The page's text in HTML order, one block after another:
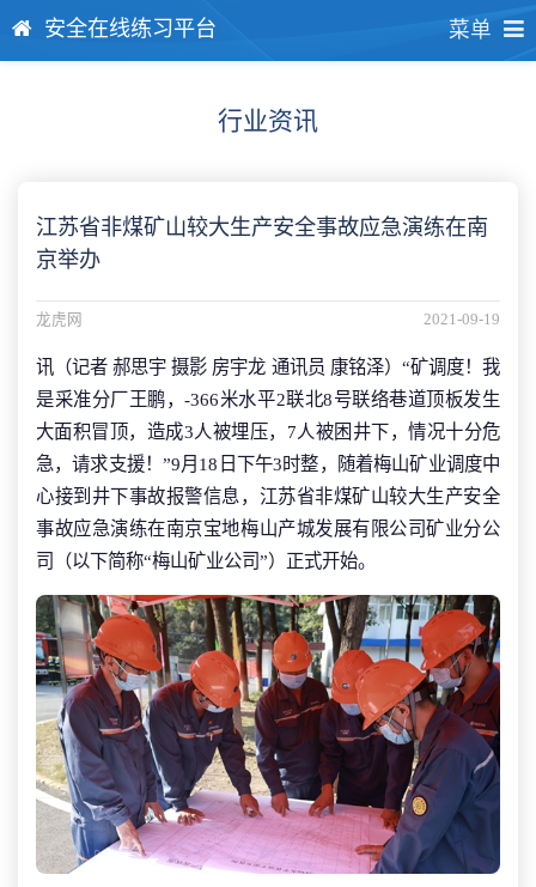
安全在线练习平台 菜单
行业资讯
江苏省非煤矿山较大生产安全事故应急演练在南
京举办
龙虎网 2021-09-19
讯（记者 郝思宇 摄影 房宇龙 通讯员 康铭泽）“矿调度！我
是采准分厂王鹏，-366米水平2联北8号联络巷道顶板发生
大面积冒顶，造成3人被埋压，7人被困井下，情况十分危
急，请求支援！”9月18日下午3时整，随着梅山矿业调度中
心接到井下事故报警信息，江苏省非煤矿山较大生产安全
事故应急演练在南京宝地梅山产城发展有限公司矿业分公
司（以下简称“梅山矿业公司”）正式开始。